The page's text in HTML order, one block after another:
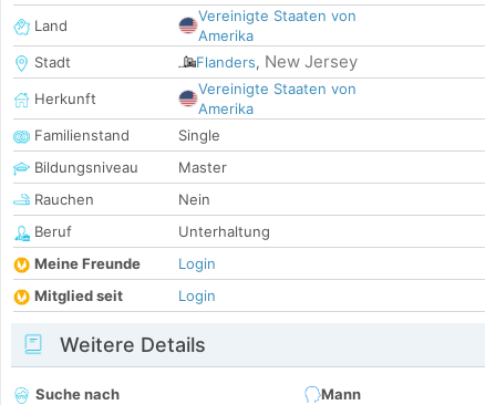
Land
Vereinigte Staaten von
Amerika
Stadt
Flanders, New Jersey
Herkunft
Vereinigte Staaten von
Amerika
Familienstand
Single
Bildungsniveau
Master
Rauchen
Nein
Beruf
Unterhaltung
Meine Freunde
Login
Mitglied seit
Login
Weitere Details
Suche nach
Mann